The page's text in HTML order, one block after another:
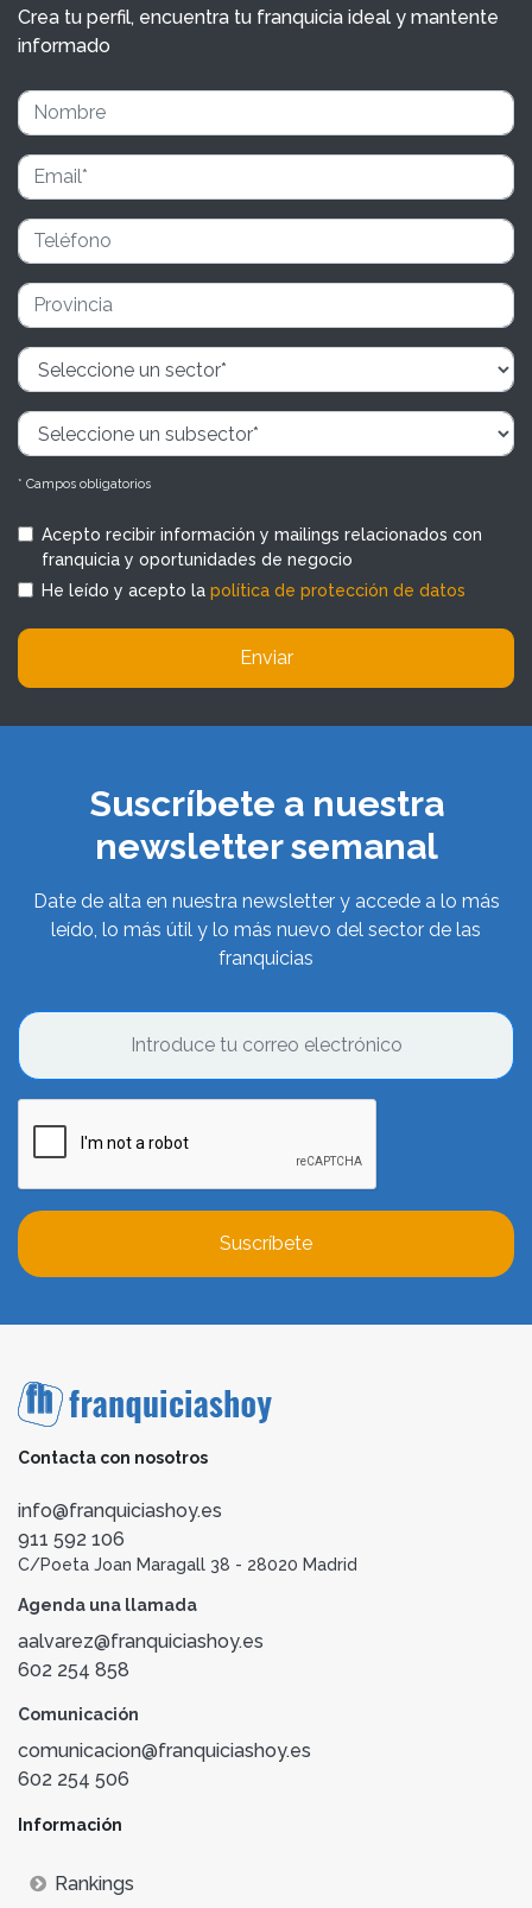
Crea tu perfil, encuentra tu franquicia ideal y mantente
informado
* Campos obligatorios
Acepto recibir información y mailings relacionados con
franquicia y oportunidades de negocio
He leído y acepto la política de protección de datos
Enviar
Suscríbete a nuestra
newsletter semanal
Date de alta en nuestra newsletter y accede a lo más
leído, lo más útil y lo más nuevo del sector de las
franquicias
Suscríbete
Contacta con nosotros
info@franquiciashoy.es
911 592 106
C/Poeta Joan Maragall 38 - 28020 Madrid
Agenda una llamada
aalvarez@franquiciashoy.es
602 254 858
Comunicación
comunicacion@franquiciashoy.es
602 254 506
Información
Rankings